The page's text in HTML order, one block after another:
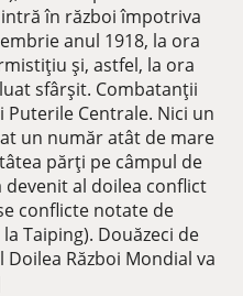
în război împotriva
anul 1918, la ora
și, astfel, la ora
sfârșit. Combatanții
Centrale. Nici un
un număr atât de mare
părți pe câmpul de
devenit al doilea conflict
conflicte notate de
Taiping). Douăzeci de
Război Mondial va